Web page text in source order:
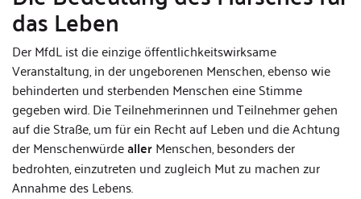
das Leben
Der MfdL ist die einzige öffentlichkeitswirksame
Veranstaltung, in der ungeborenen Menschen, ebenso wie
behinderten und sterbenden Menschen eine Stimme
gegeben wird. Die Teilnehmerinnen und Teilnehmer gehen
auf die Straße, um für ein Recht auf Leben und die Achtung
der MenschenwürdeallerMenschen, besonders der
bedrohten, einzutreten und zugleich Mut zu machen zur
Annahme des Lebens.